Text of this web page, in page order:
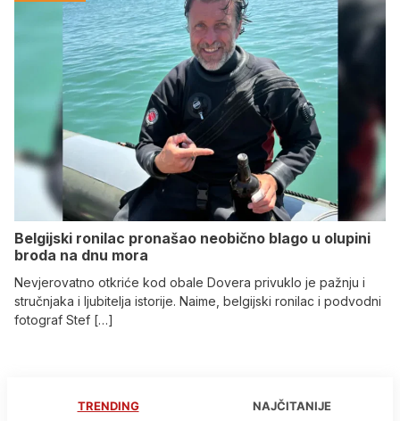
Belgijski ronilac pronašao neobično blago u olupini
broda na dnu mora
Nevjerovatno otkriće kod obale Dovera privuklo je pažnju i
stručnjaka i ljubitelja istorije. Naime, belgijski ronilac i podvodni
fotograf Stef […]
TRENDING NAJČITANIJE